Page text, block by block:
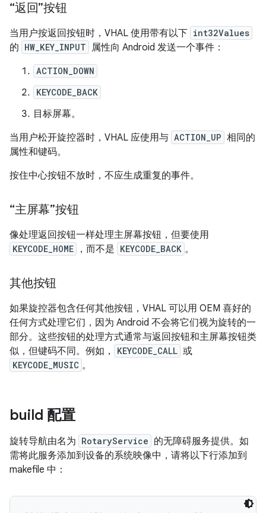
“返回”按钮
当用户按返回按钮时，VHAL 使用带有以下 int32Values
的 HW_KEY_INPUT 属性向 Android 发送一个事件：
ACTION_DOWN
KEYCODE_BACK
目标屏幕。
当用户松开旋控器时，VHAL 应使用与 ACTION_UP 相同的
属性和键码。
按住中心按钮不放时，不应生成重复的事件。
“主屏幕”按钮
像处理返回按钮一样处理主屏幕按钮，但要使用
KEYCODE_HOME ，而不是 KEYCODE_BACK 。
其他按钮
如果旋控器包含任何其他按钮，VHAL 可以用 OEM 喜好的
任何方式处理它们，因为 Android 不会将它们视为旋转的一
部分。这些按钮的处理方式通常与返回按钮和主屏幕按钮类
似，但键码不同。例如，
KEYCODE_CALL 或
KEYCODE_MUSIC 。
build 配置
旋转导航由名为 RotaryService 的无障碍服务提供。如
需将此服务添加到设备的系统映像中，请将以下行添加到
makefile 中：